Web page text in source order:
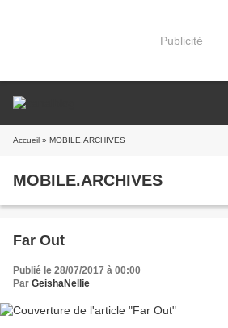
Publicité
Accueil » MOBILE.ARCHIVES
MOBILE.ARCHIVES
Far Out
Publié le 28/07/2017 à 00:00
Par GeishaNellie